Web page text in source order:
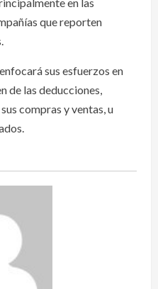
en las
que reporten
sus esfuerzos en
de las deducciones,
compras y ventas, u